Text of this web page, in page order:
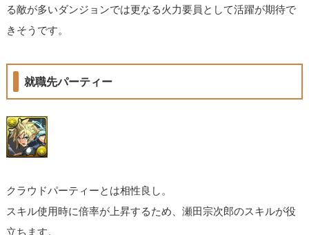
る敵が多いダンジョンでは更なる火力要員として活躍が期待で
きそうです。
就職先パーティー
クラウドパーティーとは相性良し。
スキル使用時に倍率が上昇するため、瀬田宗次郎のスキルが役
立ちます。